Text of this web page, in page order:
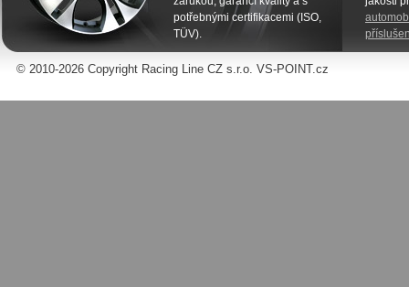
potřebnými certifikacemi (ISO,
TÜV).
© 2010-2026 Copyright Racing Line CZ s.r.o. VS-POINT.cz